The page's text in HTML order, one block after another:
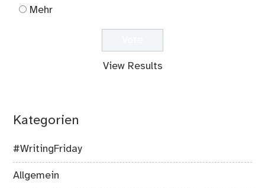
Mehr
View Results
Kategorien
#WritingFriday
Allgemein